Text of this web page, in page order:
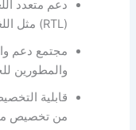
دعم متعدد
(RTL) مثل اللغة العربية.
مجتمع دعم
والمطورين
قابلية
من تخصيص